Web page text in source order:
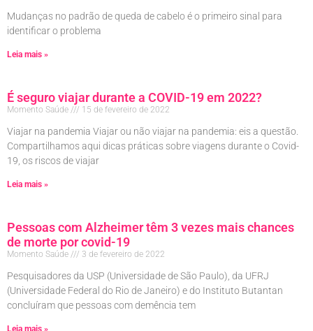
Mudanças no padrão de queda de cabelo é o primeiro sinal para
identificar o problema
Leia mais »
É seguro viajar durante a COVID-19 em 2022?
Momento Saúde 15 de fevereiro de 2022
Viajar na pandemia Viajar ou não viajar na pandemia: eis a questão.
Compartilhamos aqui dicas práticas sobre viagens durante o Covid-
19, os riscos de viajar
Leia mais »
Pessoas com Alzheimer têm 3 vezes mais chances
de morte por covid-19
Momento Saúde 3 de fevereiro de 2022
Pesquisadores da USP (Universidade de São Paulo), da UFRJ
(Universidade Federal do Rio de Janeiro) e do Instituto Butantan
concluíram que pessoas com demência tem
Leia mais »